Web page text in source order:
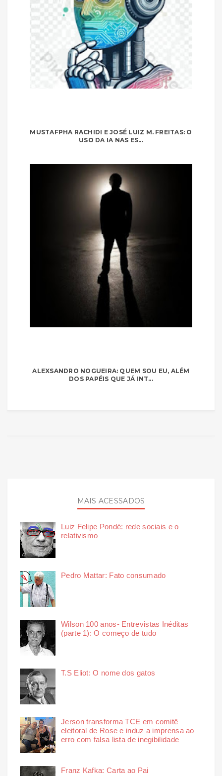
MUSTAFPHA RACHIDI E JOSÉ LUIZ M. FREITAS: O
USO DA IA NAS ES...
ALEXSANDRO NOGUEIRA: QUEM SOU EU, ALÉM
DOS PAPÉIS QUE JÁ INT...
MAIS ACESSADOS
Luiz Felipe Pondé: rede sociais e o
relativismo
Pedro Mattar: Fato consumado
Wilson 100 anos- Entrevistas Inéditas
(parte 1): O começo de tudo
T.S Eliot: O nome dos gatos
Jerson transforma TCE em comitê
eleitoral de Rose e induz a imprensa ao
erro com falsa lista de inegibilidade
Franz Kafka: Carta ao Pai